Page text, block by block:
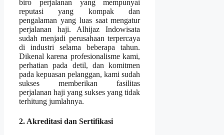
biro perjalanan yang mempunyai
reputasi yang kompak dan
pengalaman yang luas saat mengatur
perjalanan haji. Alhijaz Indowisata
sudah menjadi perusahaan terpercaya
di industri selama beberapa tahun.
Dikenal karena profesionalisme kami,
perhatian pada detil, dan komitmen
pada kepuasan pelanggan, kami sudah
sukses memberikan fasilitas
perjalanan haji yang sukses yang tidak
terhitung jumlahnya.
2. Akreditasi dan Sertifikasi